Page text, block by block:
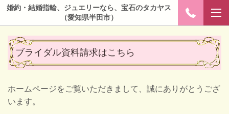
婚約・結婚指輪、ジュエリーなら、宝石のタカヤス
（愛知県半田市）
ブライダル資料請求はこちら
ホームページをご覧いただきまして、誠にありがとうござ
います。